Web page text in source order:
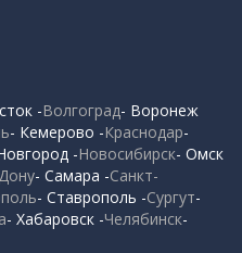
-Волгоград- Воронеж
- Кемерово -Краснодар-
-Новосибирск- Омск
- Самара -Санкт-
- Ставрополь -Сургут-
- Хабаровск -Челябинск-